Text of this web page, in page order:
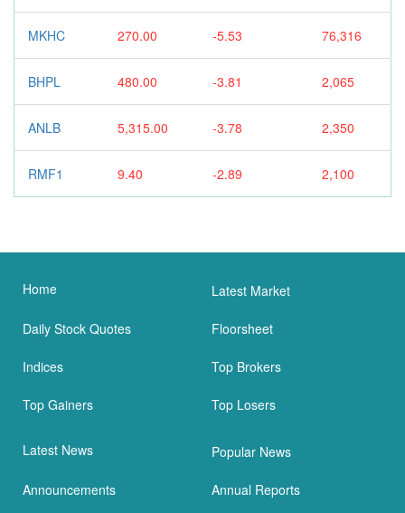
MKHC 270.00 -5.53 76,316
BHPL 480.00 -3.81 2,065
ANLB 5,315.00 -3.78 2,350
RMF1 9.40 -2.89 2,100
Home Latest Market
Daily Stock Quotes Floorsheet
Indices Top Brokers
Top Gainers Top Losers
Latest News Popular News
Announcements Annual Reports